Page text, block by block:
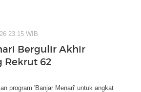
23:15 WIB
Bergulir Akhir
Rekrut 62
program 'Banjar Menari' untuk angkat